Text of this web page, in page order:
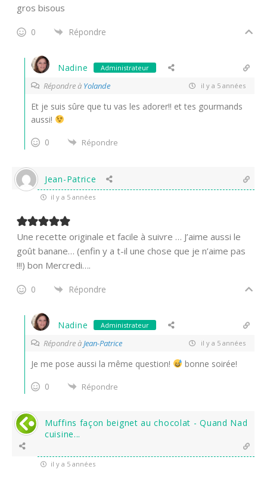
gros bisous
0 Répondre
Nadine Administrateur
Répondre à Yolande il y a 5 années
Et je suis sûre que tu vas les adorer!! et tes gourmands
aussi!
0
Répondre
Jean-Patrice
il y a 5 années
Une recette originale et facile à suivre … J’aime aussi le
goût banane… (enfin y a t-il une chose que je n’aime pas
!!!) bon Mercredi….
0 Répondre
Nadine Administrateur
Répondre àJean-Patrice il y a 5 années
Je me pose aussi la même question!
bonne soirée!
0
Répondre
Muffins façon beignet au chocolat - Quand Nad
cuisine...
il y a 5 années